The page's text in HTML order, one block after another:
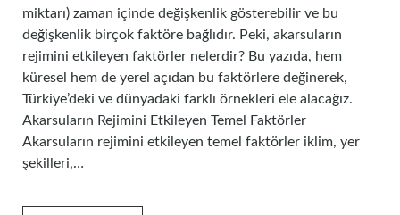
miktarı) zaman içinde değişkenlik gösterebilir ve bu
değişkenlik birçok faktöre bağlıdır. Peki, akarsuların
rejimini etkileyen faktörler nelerdir? Bu yazıda, hem
küresel hem de yerel açıdan bu faktörlere değinerek,
Türkiye’deki ve dünyadaki farklı örnekleri ele alacağız.
Akarsuların Rejimini Etkileyen Temel Faktörler
Akarsuların rejimini etkileyen temel faktörler iklim, yer
şekilleri,…